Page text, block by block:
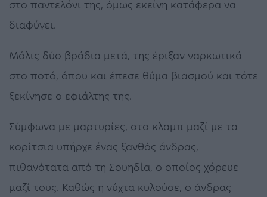
στο παντελόνι της, όμως εκείνη κατάφερα να
διαφύγει.
Μόλις δύο βράδια μετά, της έριξαν ναρκωτικά
στο ποτό, όπου και έπεσε θύμα βιασμού και τότε
ξεκίνησε ο εφιάλτης της.
Σύμφωνα με μαρτυρίες, στο κλαμπ μαζί με τα
κορίτσια υπήρχε ένας ξανθός άνδρας,
πιθανότατα από τη Σουηδία, ο οποίος χόρευε
μαζί τους. Καθώς η νύχτα κυλούσε, ο άνδρας